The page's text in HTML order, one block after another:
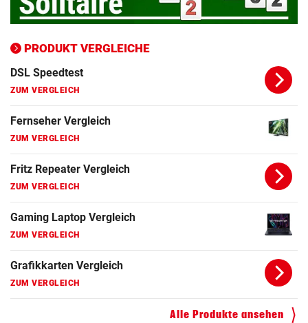
PRODUKT VERGLEICHE
Bluetooth Lautsprecher Vergleich
ZUM VERGLEICH
DSL Speedtest
ZUM VERGLEICH
Fernseher Vergleich
ZUM VERGLEICH
Fritz Repeater Vergleich
ZUM VERGLEICH
Gaming Laptop Vergleich
ZUM VERGLEICH
Grafikkarten Vergleich
ZUM VERGLEICH
Alle Produkte ansehen